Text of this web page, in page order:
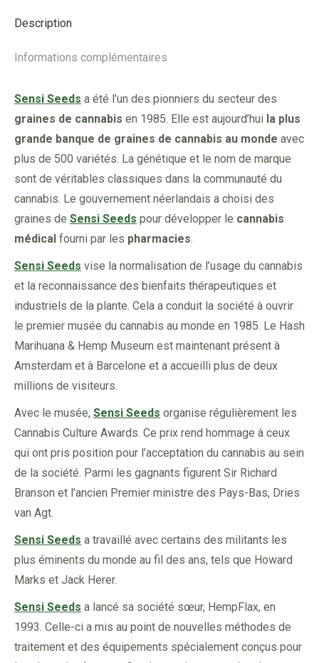
Description
Informations complémentaires
Sensi Seeds a été l’un des pionniers du secteur des
graines de cannabis en 1985. Elle est aujourd’hui la plus
grande banque de graines de cannabis au monde avec
plus de 500 variétés. La génétique et le nom de marque
sont de véritables classiques dans la communauté du
cannabis. Le gouvernement néerlandais a choisi des
graines de Sensi Seeds pour développer le cannabis
médical fourni par les pharmacies.
Sensi Seeds vise la normalisation de l’usage du cannabis
et la reconnaissance des bienfaits thérapeutiques et
industriels de la plante. Cela a conduit la société à ouvrir
le premier musée du cannabis au monde en 1985. Le Hash
Marihuana & Hemp Museum est maintenant présent à
Amsterdam et à Barcelone et a accueilli plus de deux
millions de visiteurs.
Avec le musée, Sensi Seeds organise régulièrement les
Cannabis Culture Awards. Ce prix rend hommage à ceux
qui ont pris position pour l’acceptation du cannabis au sein
de la société. Parmi les gagnants figurent Sir Richard
Branson et l’ancien Premier ministre des Pays-Bas, Dries
van Agt.
Sensi Seeds a travaillé avec certains des militants les
plus éminents du monde au fil des ans, tels que Howard
Marks et Jack Herer.
Sensi Seeds a lancé sa société sœur, HempFlax, en
1993. Celle-ci a mis au point de nouvelles méthodes de
traitement et des équipements spécialement conçus pour